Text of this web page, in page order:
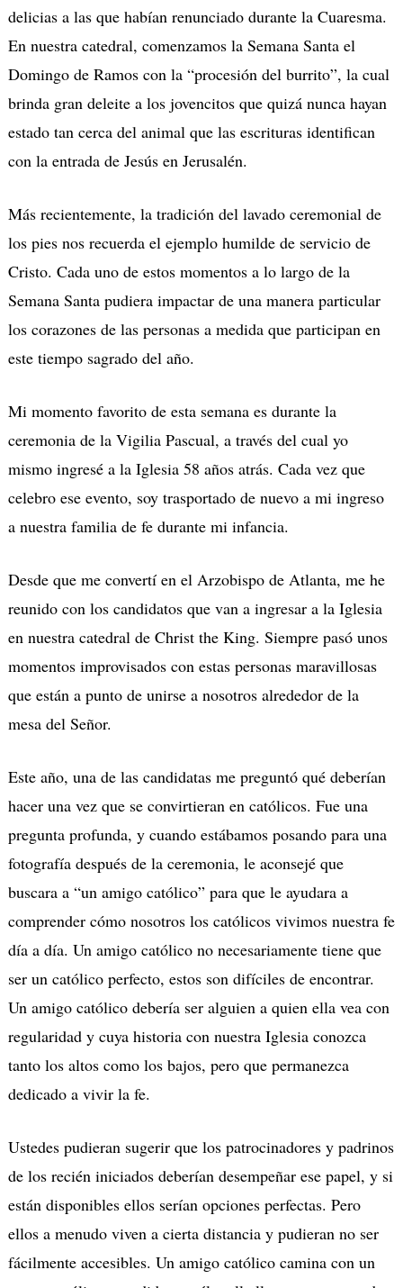
delicias a las que habían renunciado durante la Cuaresma.
En nuestra catedral, comenzamos la Semana Santa el
Domingo de Ramos con la “procesión del burrito”, la cual
brinda gran deleite a los jovencitos que quizá nunca hayan
estado tan cerca del animal que las escrituras identifican
con la entrada de Jesús en Jerusalén.
Más recientemente, la tradición del lavado ceremonial de
los pies nos recuerda el ejemplo humilde de servicio de
Cristo. Cada uno de estos momentos a lo largo de la
Semana Santa pudiera impactar de una manera particular
los corazones de las personas a medida que participan en
este tiempo sagrado del año.
Mi momento favorito de esta semana es durante la
ceremonia de la Vigilia Pascual, a través del cual yo
mismo ingresé a la Iglesia 58 años atrás. Cada vez que
celebro ese evento, soy trasportado de nuevo a mi ingreso
a nuestra familia de fe durante mi infancia.
Desde que me convertí en el Arzobispo de Atlanta, me he
reunido con los candidatos que van a ingresar a la Iglesia
en nuestra catedral de Christ the King. Siempre pasó unos
momentos improvisados con estas personas maravillosas
que están a punto de unirse a nosotros alrededor de la
mesa del Señor.
Este año, una de las candidatas me preguntó qué deberían
hacer una vez que se convirtieran en católicos. Fue una
pregunta profunda, y cuando estábamos posando para una
fotografía después de la ceremonia, le aconsejé que
buscara a “un amigo católico” para que le ayudara a
comprender cómo nosotros los católicos vivimos nuestra fe
día a día. Un amigo católico no necesariamente tiene que
ser un católico perfecto, estos son difíciles de encontrar.
Un amigo católico debería ser alguien a quien ella vea con
regularidad y cuya historia con nuestra Iglesia conozca
tanto los altos como los bajos, pero que permanezca
dedicado a vivir la fe.
Ustedes pudieran sugerir que los patrocinadores y padrinos
de los recién iniciados deberían desempeñar ese papel, y si
están disponibles ellos serían opciones perfectas. Pero
ellos a menudo viven a cierta distancia y pudieran no ser
fácilmente accesibles. Un amigo católico camina con un